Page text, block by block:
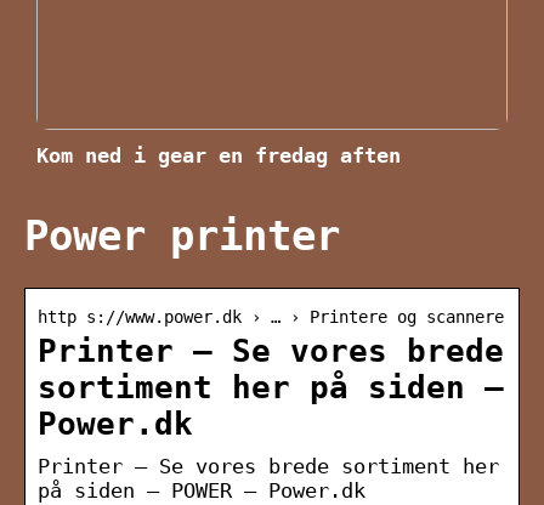
Kom ned i gear en fredag aften
Power printer
http s://www.power.dk › … › Printere og scannere
Printer – Se vores brede
sortiment her på siden –
Power.dk
Printer – Se vores brede sortiment her
på siden – POWER – Power.dk